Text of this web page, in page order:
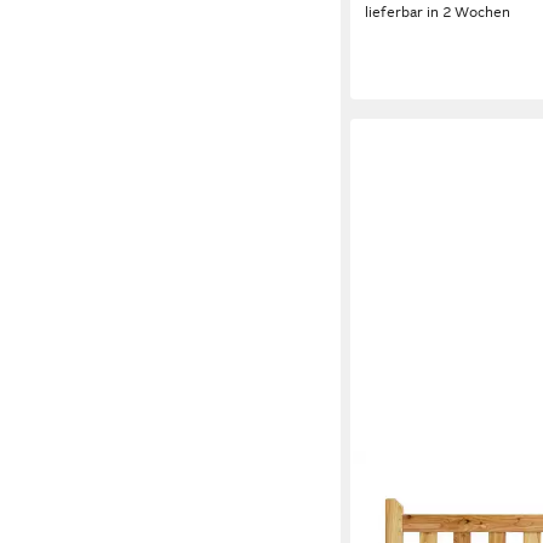
lieferbar in 2 Wochen
Zauneinzeltür
– Naturbelassen